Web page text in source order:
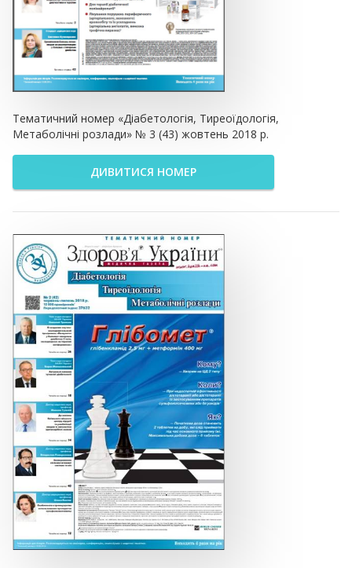
Тематичний номер «Діабетологія, Тиреоїдологія,
Метаболічні розлади» № 3 (43) жовтень 2018 р.
ДИВИТИСЯ НОМЕР